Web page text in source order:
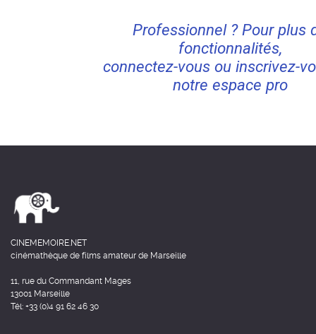
Professionnel ? Pour plus
fonctionnalités,
connectez-vous ou inscrivez-
notre espace pro
CINEMEMOIRE.NET
cinémathèque de films amateur de Marseille
11, rue du Commandant Mages
13001 Marseille
Tél: +33 (0)4 91 62 46 30